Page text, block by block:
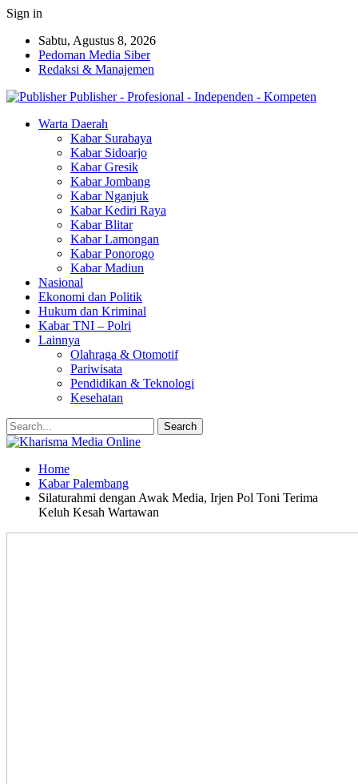
Sign in
Sabtu, Agustus 8, 2026
Pedoman Media Siber
Redaksi & Manajemen
Publisher - Profesional - Independen - Kompeten
Warta Daerah
Kabar Surabaya
Kabar Sidoarjo
Kabar Gresik
Kabar Jombang
Kabar Nganjuk
Kabar Kediri Raya
Kabar Blitar
Kabar Lamongan
Kabar Ponorogo
Kabar Madiun
Nasional
Ekonomi dan Politik
Hukum dan Kriminal
Kabar TNI – Polri
Lainnya
Olahraga & Otomotif
Pariwisata
Pendidikan & Teknologi
Kesehatan
Home
Kabar Palembang
Silaturahmi dengan Awak Media, Irjen Pol Toni Terima
Keluh Kesah Wartawan